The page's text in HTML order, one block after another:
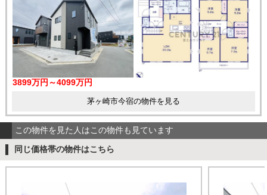
3899万円～4099万円
茅ヶ崎市今宿の物件を見る
この物件を見た人はこの物件も見ています
同じ価格帯の物件はこちら